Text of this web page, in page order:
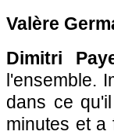
Valère
Dimitri
l'ensemble.
dans ce
minutes et a